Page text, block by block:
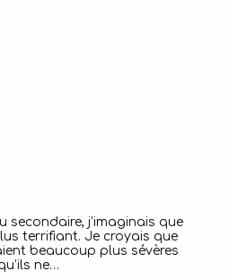
secondaire, j’imaginais que
terrifiant. Je croyais que
beaucoup plus sévères
ne…